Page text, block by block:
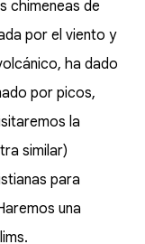
chimeneas de
por el viento y
ha dado
por picos,
la
similar)
para
una